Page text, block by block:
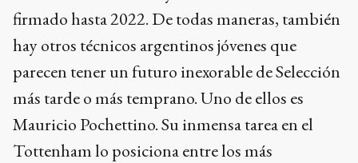
firmado hasta 2022. De todas maneras, también
hay otros técnicos argentinos jóvenes que
parecen tener un futuro inexorable de Selección
más tarde o más temprano. Uno de ellos es
Mauricio Pochettino. Su inmensa tarea en el
Tottenham lo posiciona entre los más